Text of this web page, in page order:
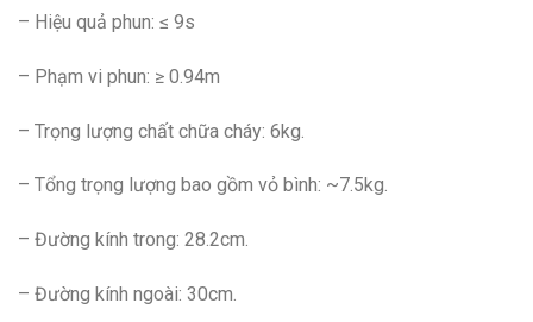
– Hiệu quả phun: ≤ 9s
– Phạm vi phun: ≥ 0.94m
– Trọng lượng chất chữa cháy: 6kg.
– Tổng trọng lượng bao gồm vỏ bình: ~7.5kg.
– Đường kính trong: 28.2cm.
– Đường kính ngoài: 30cm.